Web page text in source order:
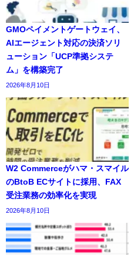
GMOペイメントゲートウェイ、
AIエージェント対応の決済ソリ
ューション「UCP準拠システ
ム」を構築完了
2026年8月10日
W2 Commerceがハマ・スマイル
のBtoB ECサイトに採用、FAX
受注業務の効率化を実現
2026年8月10日